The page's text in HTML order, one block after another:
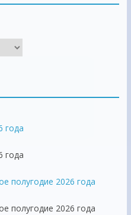
года
года
полугодие 2026 года
полугодие 2026 года